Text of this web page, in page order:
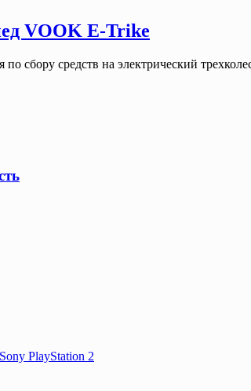
VOOK E-Trike
сбору средств на электрический
PlayStation 2